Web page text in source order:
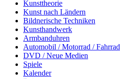
Kunsttheorie
Kunst nach Ländern
Bildnerische Techniken
Kunsthandwerk
Armbanduhren
Automobil / Motorrad / Fahrrad
DVD / Neue Medien
Spiele
Kalender